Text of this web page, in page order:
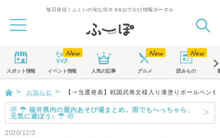
毎日発信！ふくいの旬な街ネタ&おでかけ情報ポータル
スポット情報 イベント情報 人気の記事 グルメ 読みもの
お知らせ 【⇒当選発表】戦国武将文様入り漆塗りボールペン
☃ ☂ 福井県内の屋内あそび場まとめ。雨でもへっちゃら、
元気に遊ぼう♪ ☂ ☃
2020/12/3